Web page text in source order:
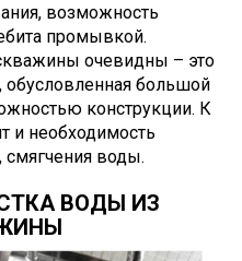
возможность
промывкой.
очевидны – это
обусловленная большой
конструкции. К
и необходимость
смягчения воды.
ВОДЫ ИЗ